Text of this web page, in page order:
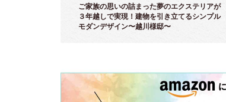
ご家族の思いの詰まった夢のエクステリアが
３年越しで実現！建物を引き立てるシンプル
モダンデザイン〜越川様邸〜